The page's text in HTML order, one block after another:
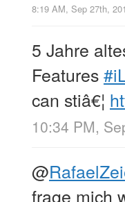
8:19 AM, Sep 27th,
5 Jahre
Features
can stiâ€¦
10:34 PM,
@
frage mich